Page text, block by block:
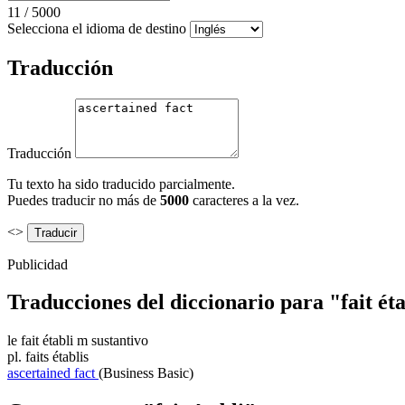
11 / 5000
Selecciona el idioma de destino
Traducción
Traducción
Tu texto ha sido traducido parcialmente.
Puedes traducir no más de 5000 caracteres a la vez.
<>
Publicidad
Traducciones del diccionario para "fait
le fait établi m sustantivo
pl. faits établis
ascertained fact (Business Basic)